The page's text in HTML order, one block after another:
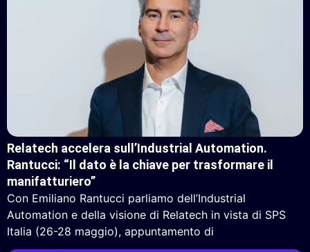
Relatech accelera sull’Industrial Automation.
Rantucci: “Il dato è la chiave per trasformare il
manifatturiero”
Con Emiliano Rantucci parliamo dell’Industrial
Automation e della visione di Relatech in vista di SPS
Italia (26-28 maggio), appuntamento di